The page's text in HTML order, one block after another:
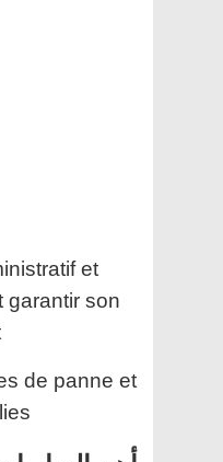
et
garantir son
de panne et